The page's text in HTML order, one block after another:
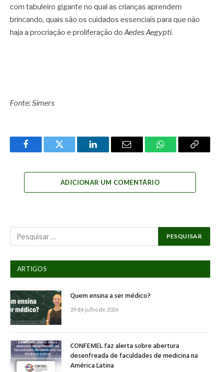
com tabuleiro gigante no qual as crianças aprendem
brincando, quais são os cuidados essenciais para que não
haja a procriação e proliferação do Aedes Aegypti.
Fonte: Simers
FacebookTwitter LinkedInEmail WhatsAppCopy
ADICIONAR UM COMENTÁRIO
ARTIGOS
Quem ensina a ser médico?
29 de julho de 2026
CONFEMEL faz alerta sobre abertura
desenfreada de faculdades de medicina na
América Latina